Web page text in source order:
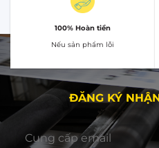
100% Hoàn tiền
Nếu sản phẩm lỗi
ĐĂNG KÝ